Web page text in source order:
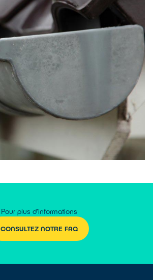
Pour plus d'informations
CONSULTEZ NOTRE FAQ